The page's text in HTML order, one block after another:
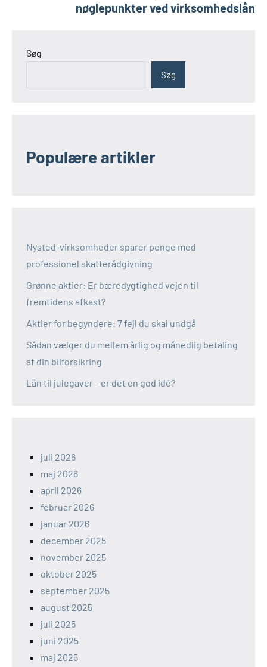
nøglepunkter ved virksomhedslån
Søg
Søg
Populære artikler
Nysted-virksomheder sparer penge med
professionel skatterådgivning
Grønne aktier: Er bæredygtighed vejen til
fremtidens afkast?
Aktier for begyndere: 7 fejl du skal undgå
Sådan vælger du mellem årlig og månedlig betaling
af din bilforsikring
Lån til julegaver – er det en god idé?
juli 2026
maj 2026
april 2026
februar 2026
januar 2026
december 2025
november 2025
oktober 2025
september 2025
august 2025
juli 2025
juni 2025
maj 2025